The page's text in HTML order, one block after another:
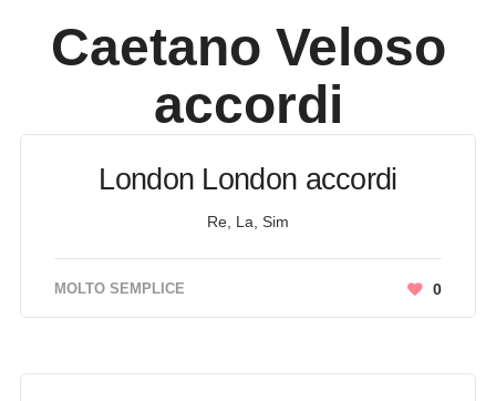
Caetano Veloso
accordi
London London accordi
Re, La, Sim
MOLTO SEMPLICE 0